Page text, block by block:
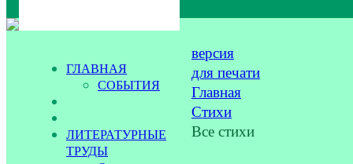
ГЛАВНАЯ
СОБЫТИЯ
ЛИТЕРАТУРНЫЕ
ТРУДЫ
версия
для печати
Главная
Стихи
Все стихи